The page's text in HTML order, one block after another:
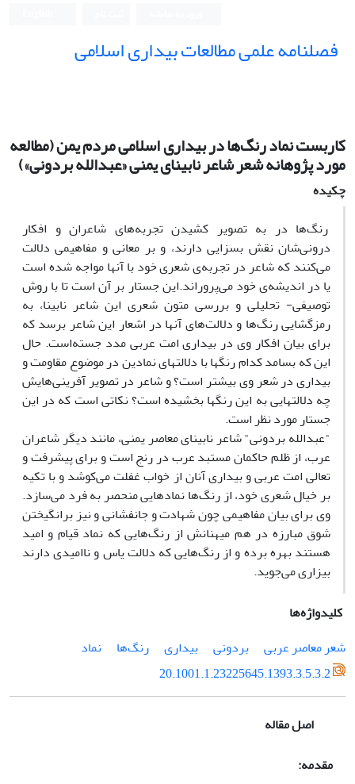
فصلنامه علمی مطالعات بیداری اسلامی
کاربست نماد رنگ‌ها در بیداری اسلامی مردم یمن (مطالعه
مورد پژوهانه شعر شاعر نابینای یمنی «عبدالله بردونی»)
چکیده
رنگ‌ها در به تصویر کشیدن تجربه‌های شاعران و افکار
درونی‌شان نقش بسزایی دارند، و بر معانی و مفاهیمی دلالت
می‌کنند که شاعر در تجربه‌ی شعری خود با آنها مواجه شده است
یا در اندیشه‌ی خود می‌پروراند.این جستار بر آن است تا با روش
توصیفی- تحلیلی و بررسی متون شعری این شاعر نابینا، به
رمزگشایی رنگ‌ها و دلالت‌های آنها در اشعار این شاعر برسد که
برای بیان افکار وی در بیداری امت عربی مدد جسته‌است. حال
این که بسامد کدام رنگها با دلالتهای نمادین در موضوع مقاومت و
بیداری در شعر وی بیشتر است؟ و شاعر در تصویر آفرینی‌هایش
چه دلالتهایی به این رنگها بخشیده است؟ نکاتی است که در این
جستار مورد نظر است.
"عبدالله بردونی" شاعر نابینای معاصر یمنی، مانند دیگر شاعران
عرب، از ظلم حاکمان مستبد عرب در رنج است و برای پیشرفت و
تعالی امت عربی و بیداری آنان از خواب غفلت می‌کوشد و با تکیه
بر خیال شعری خود، از رنگ‌ها نمادهایی منحصر به فرد می‌سازد.
وی برای بیان مفاهیمی چون شهادت و جانفشانی و نیز برانگیختن
شوق مبارزه در هم میهنانش از رنگ‌هایی که نماد قیام و امید
هستند بهره برده و از رنگ‌هایی که دلالت یاس و ناامیدی دارند
بیزاری می‌جوید.
کلیدواژه‌ها
شعر معاصر عربی
بردونی بیداری رنگ‌ها
نماد
20.1001.1.23225645.1393.3.5.3.2
اصل مقاله
مقدمه: